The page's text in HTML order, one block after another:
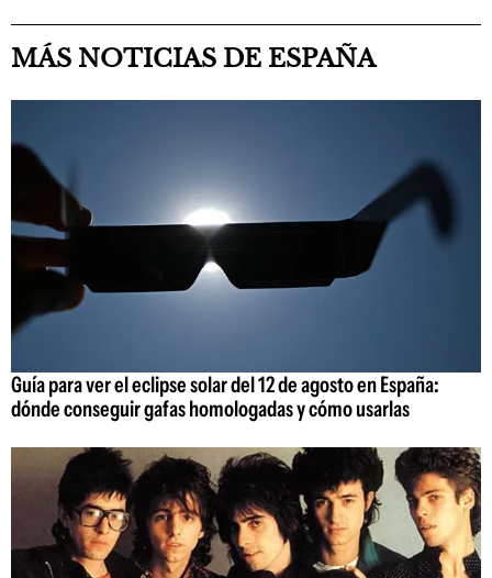
MÁS NOTICIAS DE ESPAÑA
Guía para ver el eclipse solar del 12 de agosto en España:
dónde conseguir gafas homologadas y cómo usarlas